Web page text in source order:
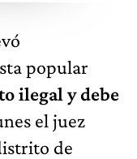
popular
ilegal y debe
el juez
de